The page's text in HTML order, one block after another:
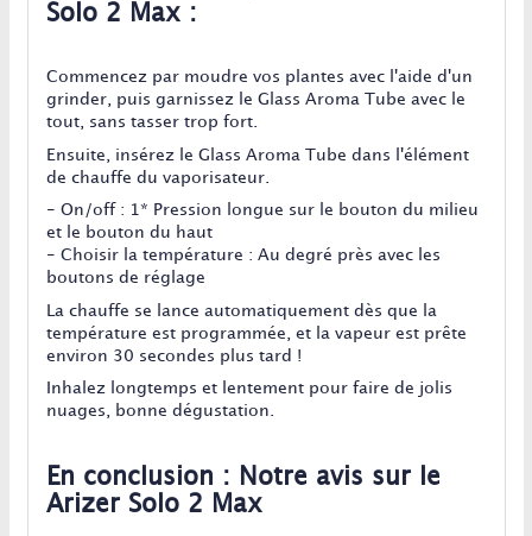
Solo 2 Max :
Commencez par moudre vos plantes avec l'aide d'un
grinder, puis garnissez le Glass Aroma Tube avec le
tout, sans tasser trop fort.
Ensuite, insérez le Glass Aroma Tube dans l'élément
de chauffe du vaporisateur.
- On/off : 1* Pression longue sur le bouton du milieu
et le bouton du haut
- Choisir la température : Au degré près avec les
boutons de réglage
La chauffe se lance automatiquement dès que la
température est programmée, et la vapeur est prête
environ 30 secondes plus tard !
Inhalez longtemps et lentement pour faire de jolis
nuages, bonne dégustation.
En conclusion : Notre avis sur le
Arizer Solo 2 Max